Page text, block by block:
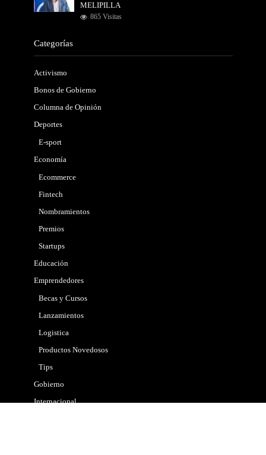
MELIPILLA
865 Visitas
Categorías
Activismo
Bonos de Gobierno
Columna de Opinión
Deportes
E-sport
Economía
Ecommerce
Fintech
Nombramientos
Premios
Startups
Educación
Emprendedores
Becas y Cursos
Lanzamientos
Logistica
Productos Novedosos
Tips
Gobierno
Internacional